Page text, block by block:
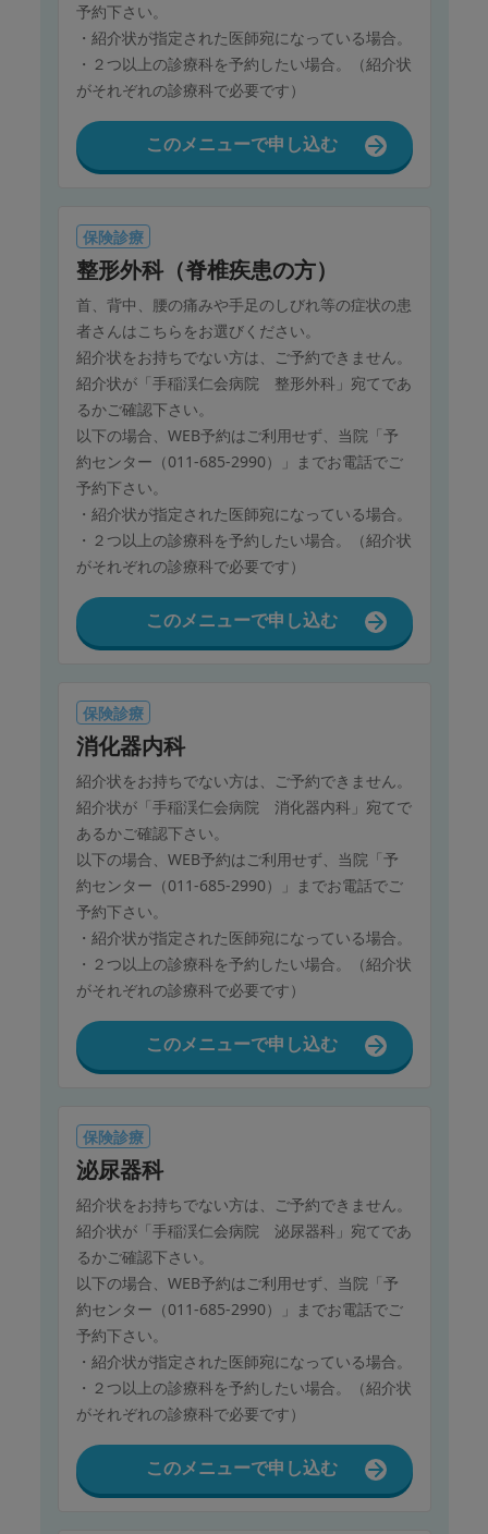
予約下さい。
・紹介状が指定された医師宛になっている場合。
・２つ以上の診療科を予約したい場合。（紹介状
がそれぞれの診療科で必要です）
このメニューで申し込む
保険診療
整形外科（脊椎疾患の方）
首、背中、腰の痛みや手足のしびれ等の症状の患
者さんはこちらをお選びください。
紹介状をお持ちでない方は、ご予約できません。
紹介状が「手稲渓仁会病院 整形外科」宛てであ
るかご確認下さい。
以下の場合、WEB予約はご利用せず、当院「予
約センター（011-685-2990）」までお電話でご
予約下さい。
・紹介状が指定された医師宛になっている場合。
・２つ以上の診療科を予約したい場合。（紹介状
がそれぞれの診療科で必要です）
このメニューで申し込む
保険診療
消化器内科
紹介状をお持ちでない方は、ご予約できません。
紹介状が「手稲渓仁会病院 消化器内科」宛てで
あるかご確認下さい。
以下の場合、WEB予約はご利用せず、当院「予
約センター（011-685-2990）」までお電話でご
予約下さい。
・紹介状が指定された医師宛になっている場合。
・２つ以上の診療科を予約したい場合。（紹介状
がそれぞれの診療科で必要です）
このメニューで申し込む
保険診療
泌尿器科
紹介状をお持ちでない方は、ご予約できません。
紹介状が「手稲渓仁会病院 泌尿器科」宛てであ
るかご確認下さい。
以下の場合、WEB予約はご利用せず、当院「予
約センター（011-685-2990）」までお電話でご
予約下さい。
・紹介状が指定された医師宛になっている場合。
・２つ以上の診療科を予約したい場合。（紹介状
がそれぞれの診療科で必要です）
このメニューで申し込む